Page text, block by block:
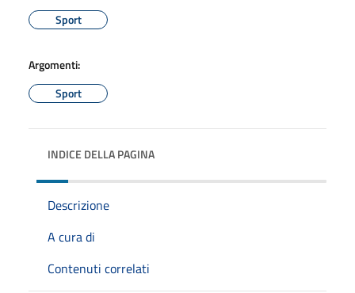
Sport
Argomenti:
Sport
INDICE DELLA PAGINA
Descrizione
A cura di
Contenuti correlati